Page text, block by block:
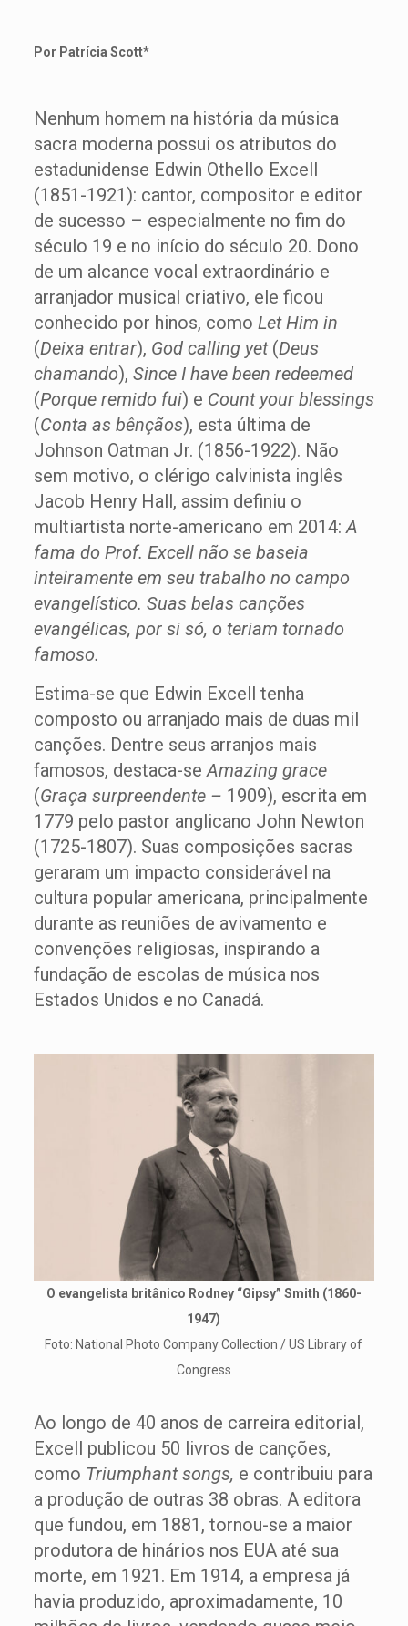
Por Patrícia Scott*
Nenhum homem na história da música
sacra moderna possui os atributos do
estadunidense Edwin Othello Excell
(1851-1921): cantor, compositor e editor
de sucesso – especialmente no fim do
século 19 e no início do século 20. Dono
de um alcance vocal extraordinário e
arranjador musical criativo, ele ficou
conhecido por hinos, como Let Him in
(Deixa entrar), God calling yet (Deus
chamando), Since I have been redeemed
(Porque remido fui) e Count your blessings
(Conta as bênçãos), esta última de
Johnson Oatman Jr. (1856-1922). Não
sem motivo, o clérigo calvinista inglês
Jacob Henry Hall, assim definiu o
multiartista norte-americano em 2014:A
fama do Prof. Excell não se baseia
inteiramente em seu trabalho no campo
evangelístico. Suas belas canções
evangélicas, por si só, o teriam tornado
famoso.
Estima-se que Edwin Excell tenha
composto ou arranjado mais de duas mil
canções. Dentre seus arranjos mais
famosos, destaca-seAmazing grace
(Graça surpreendente – 1909), escrita em
1779 pelo pastor anglicano John Newton
(1725-1807). Suas composições sacras
geraram um impacto considerável na
cultura popular americana, principalmente
durante as reuniões de avivamento e
convenções religiosas, inspirando a
fundação de escolas de música nos
Estados Unidos e no Canadá.
O evangelista britânico Rodney “Gipsy” Smith (1860-
1947)
Foto: National Photo Company Collection / US Library of
Congress
Ao longo de 40 anos de carreira editorial,
Excell publicou 50 livros de canções,
como Triumphant songs, e contribuiu para
a produção de outras 38 obras. A editora
que fundou, em 1881, tornou-se a maior
produtora de hinários nos EUA até sua
morte, em 1921. Em 1914, a empresa já
havia produzido, aproximadamente, 10